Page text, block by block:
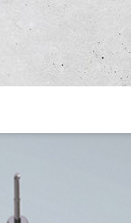
Utilisation communale